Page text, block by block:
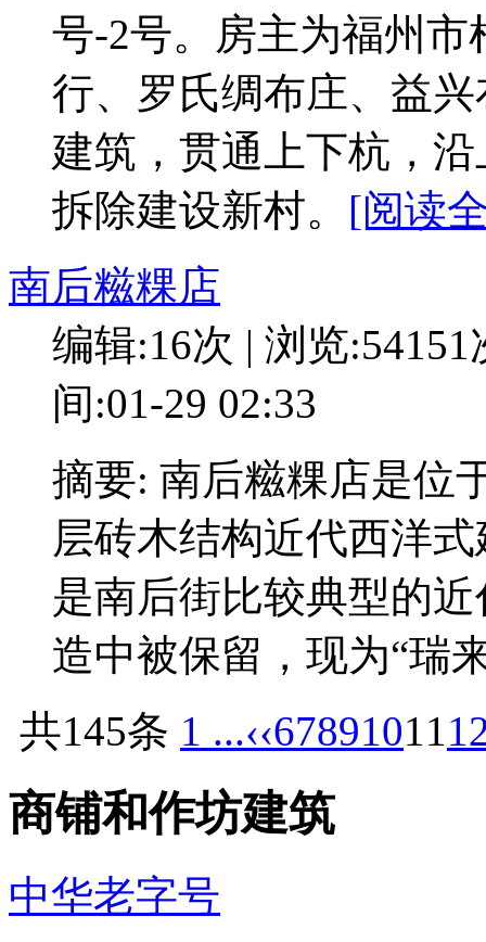
号-2号。房主为福州市
行、罗氏绸布庄、益
建筑，贯通上下杭，
拆除建设新村。 [阅读
南后糍粿店
编辑:16次 | 浏览:54151
间:01-29 02:33
摘要: 南后糍粿店是位
层砖木结构近代西洋
是南后街比较典型的
造中被保留，现为“瑞
共145条 1 ...‹‹67891011
商铺和作坊建筑
中华老字号